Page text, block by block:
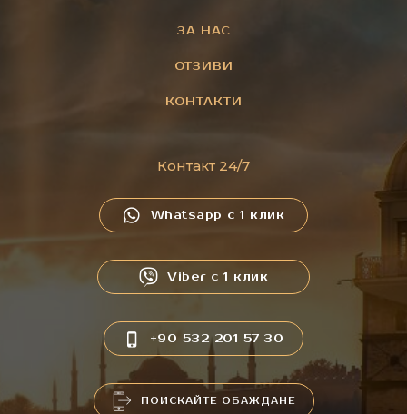
ЗА НАС
ОТЗИВИ
КОНТАКТИ
Контакт 24/7
Whatsapp с 1 клик
Viber с 1 клик
+90 532 201 57 30
ПОИСКАЙТЕ ОБАЖДАНЕ